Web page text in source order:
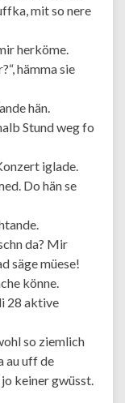
mit so nere
herköme.
hämma sie
hän.
Stund weg fo
iglade.
Do hän se
da? Mir
säge müese!
könne.
28 aktive
so ziemlich
au uff de
keiner gwüsst.